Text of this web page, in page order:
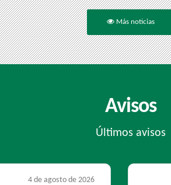
Más noticias
Avisos
Últimos avisos
29 de julio de 2026